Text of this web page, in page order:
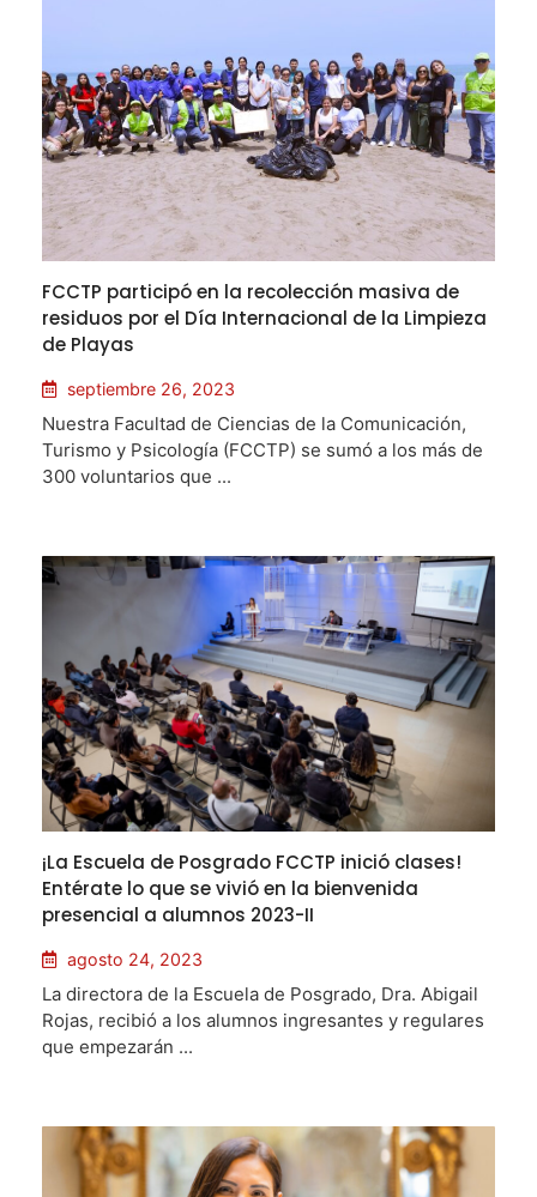
FCCTP participó en la recolección masiva de
residuos por el Día Internacional de la Limpieza
de Playas
septiembre 26, 2023
Nuestra Facultad de Ciencias de la Comunicación,
Turismo y Psicología (FCCTP) se sumó a los más de
300 voluntarios que ...
¡La Escuela de Posgrado FCCTP inició clases!
Entérate lo que se vivió en la bienvenida
presencial a alumnos 2023-II
agosto 24, 2023
La directora de la Escuela de Posgrado, Dra. Abigail
Rojas, recibió a los alumnos ingresantes y regulares
que empezarán ...